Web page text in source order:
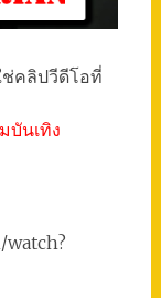
คลิปวีดีโอที่
บันเทิง